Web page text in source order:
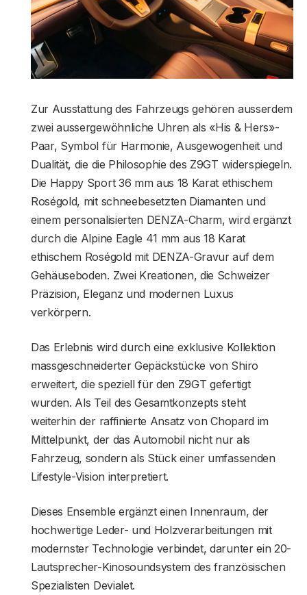
Zur Ausstattung des Fahrzeugs gehören ausserdem
zwei aussergewöhnliche Uhren als «His & Hers»-
Paar, Symbol für Harmonie, Ausgewogenheit und
Dualität, die die Philosophie des Z9GT widerspiegeln.
Die Happy Sport 36 mm aus 18 Karat ethischem
Roségold, mit schneebesetzten Diamanten und
einem personalisierten DENZA-Charm, wird ergänzt
durch die Alpine Eagle 41 mm aus 18 Karat
ethischem Roségold mit DENZA-Gravur auf dem
Gehäuseboden. Zwei Kreationen, die Schweizer
Präzision, Eleganz und modernen Luxus
verkörpern.
Das Erlebnis wird durch eine exklusive Kollektion
massgeschneiderter Gepäckstücke von Shiro
erweitert, die speziell für den Z9GT gefertigt
wurden. Als Teil des Gesamtkonzepts steht
weiterhin der raffinierte Ansatz von Chopard im
Mittelpunkt, der das Automobil nicht nur als
Fahrzeug, sondern als Stück einer umfassenden
Lifestyle-Vision interpretiert.
Dieses Ensemble ergänzt einen Innenraum, der
hochwertige Leder- und Holzverarbeitungen mit
modernster Technologie verbindet, darunter ein 20-
Lautsprecher-Kinosoundsystem des französischen
Spezialisten Devialet.